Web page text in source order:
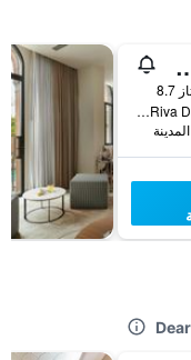
فينيتسيا
Riva Degli Schiavoni 4149, البندقية, فينيتو, إيطاليا